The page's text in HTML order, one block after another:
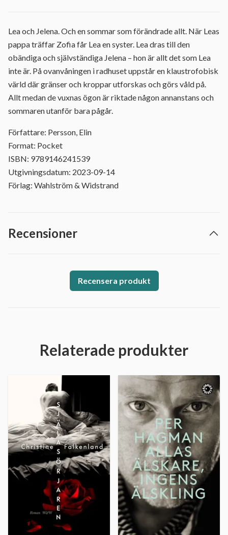
Lea och Jelena. Och en sommar som förändrade allt. När Leas
pappa träffar Zofia får Lea en syster. Lea dras till den
obändiga och självständiga Jelena – hon är allt det som Lea
inte är. På ovanvåningen i radhuset uppstår en klaustrofobisk
värld där gränser och kroppar utforskas och görs våld på.
Allt medan de vuxnas ögon är riktade någon annanstans och
sommaren utanför bara pågår.
Författare: Persson, Elin
Format: Pocket
ISBN: 9789146241539
Utgivningsdatum: 2023-09-14
Förlag: Wahlström & Widstrand
Recensioner
Recensera produkt
Relaterade produkter